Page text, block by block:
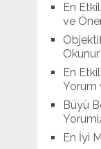
En
ve
En
Yorum
Büyü
En İyi